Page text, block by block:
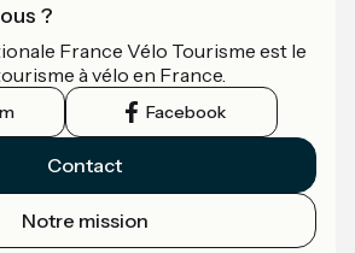
?
France Vélo Tourisme est le
à vélo en France.
Facebook
Contact
Notre mission